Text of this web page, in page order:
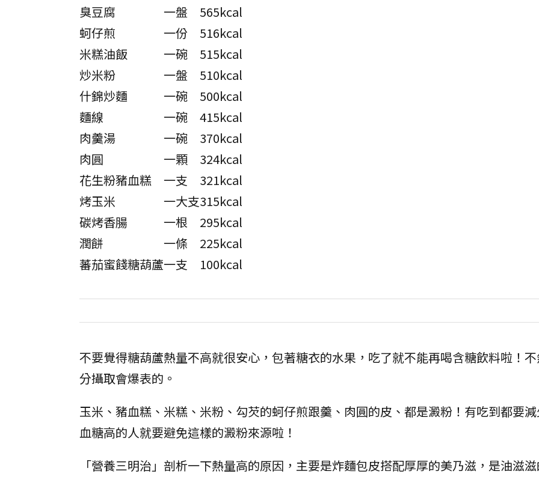
臭豆腐
一盤
565kcal
蚵仔煎
一份
516kcal
米糕油飯
一碗
515kcal
炒米粉
一盤
510kcal
什錦炒麵
一碗
500kcal
麵線
一碗
415kcal
肉羹湯
一碗
370kcal
肉圓
一顆
324kcal
花生粉豬血糕
一支
321kcal
烤玉米
一大支315kcal
碳烤香腸
一根
295kcal
潤餅
一條
225kcal
蕃茄蜜餞糖葫蘆一支 100kcal
不要覺得糖葫蘆熱量不高就很安心，包著糖衣的水果，吃了就不能再喝含糖飲料啦！
分攝取會爆表的。
玉米、豬血糕、米糕、米粉、勾芡的蚵仔煎跟羹、肉圓的皮、都是澱粉！有吃到都要
血糖高的人就要避免這樣的澱粉來源啦！
「營養三明治」剖析一下熱量高的原因，主要是炸麵包皮搭配厚厚的美乃滋，是油滋